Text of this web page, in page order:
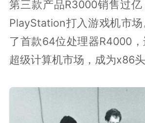
第三款产品R3000销售过
PlayStation打入游戏机市
了首款64位处理器R4000
超级计算机市场，成为x86头